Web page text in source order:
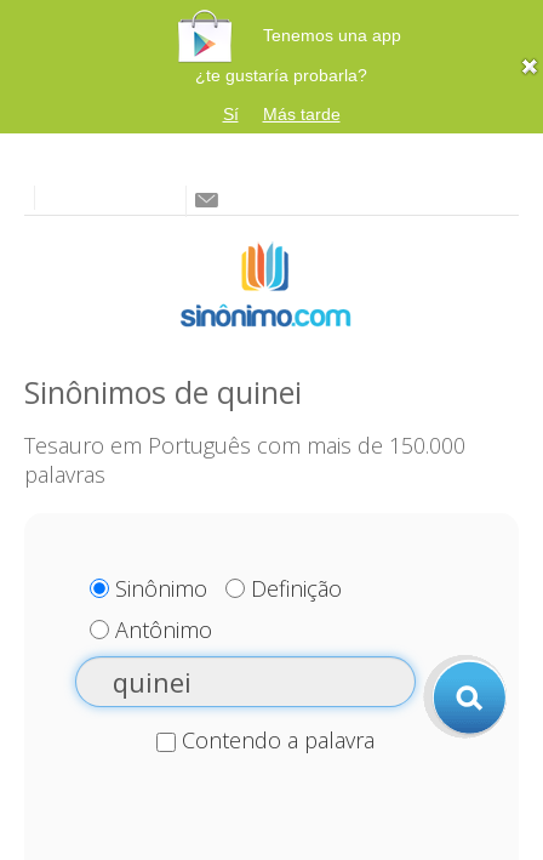
Tenemos una app
¿te gustaría probarla?
Sí
Más tarde
Sinônimos de quinei
Tesauro em Português com mais de 150.000
palavras
Sinônimo
Definição
Antônimo
Contendo a palavra